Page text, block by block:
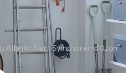
Atlantic Saint Symphorien d'Ozon